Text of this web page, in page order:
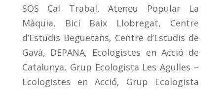
SOS Cal Trabal, Ateneu Popular La
Màquia, Bici Baix Llobregat, Centre
d’Estudis Beguetans, Centre d’Estudis de
Gavà, DEPANA, Ecologistes en Acció de
Catalunya, Grup Ecologista Les Agulles –
Ecologistes en Acció, Grup Ecologista